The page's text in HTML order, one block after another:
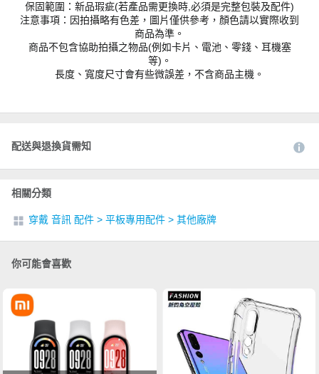
保固範圍：新品瑕疵(若產品需更換時,必須是完整包裝及配件)
注意事項：因拍攝略有色差，圖片僅供參考，顏色請以實際收到
商品為準。
商品不包含協助拍攝之物品(例如卡片、電池、零錢、耳機塞
等)。
長度、寬度尺寸會有些微誤差，不含商品主機。
配送與退換貨需知
相關分類
穿戴 音訊 配件 > 平板專用配件 > 其他廠牌
你可能會喜歡